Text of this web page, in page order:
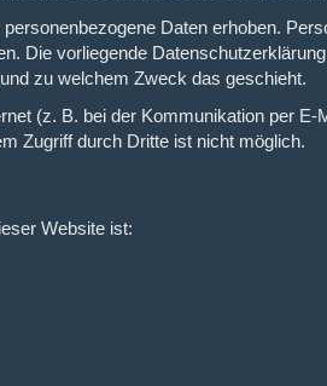
Daten erhoben.
Die vorliegende
zu welchem Zweck das geschieht.
(z. B. bei der Kommunikation per E-
Zugriff durch Dritte ist nicht möglich.
Website ist: